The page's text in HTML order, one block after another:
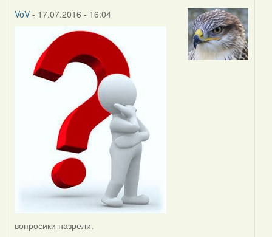
VoV- 17.07.2016 - 16:04
вопросики назрели.